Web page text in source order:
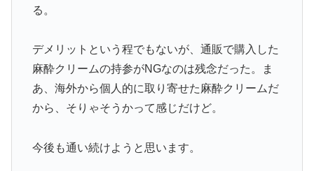
る。
デメリットという程でもないが、通販で購入した
麻酔クリームの持参がNGなのは残念だった。ま
あ、海外から個人的に取り寄せた麻酔クリームだ
から、そりゃそうかって感じだけど。
今後も通い続けようと思います。